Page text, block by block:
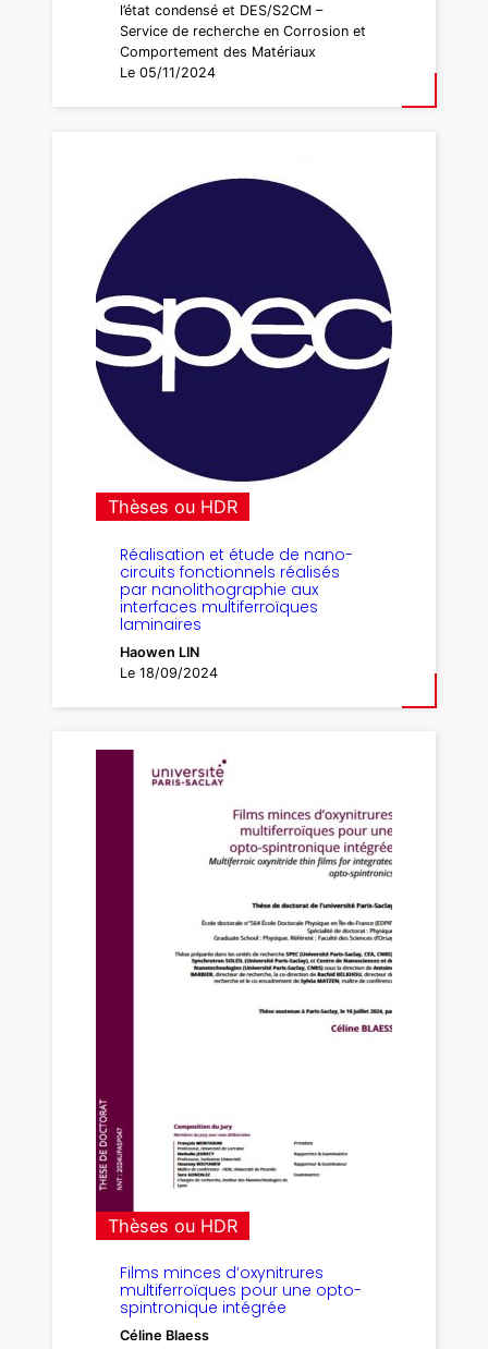
l’état condensé et DES/S2CM –
Service de recherche en Corrosion et
Comportement des Matériaux
Le 05/11/2024
Thèses ou HDR
Réalisation et étude de nano-
circuits fonctionnels réalisés
par nanolithographie aux
interfaces multiferroïques
laminaires
Haowen LIN
Le 18/09/2024
Thèses ou HDR
Films minces d’oxynitrures
multiferroïques pour une opto-
spintronique intégrée
Céline Blaess